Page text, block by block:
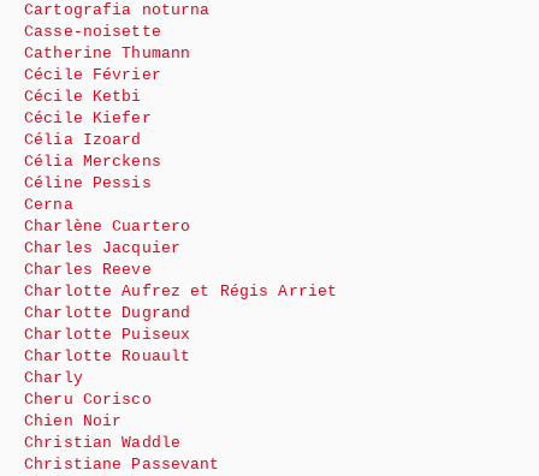
Cartografia noturna
Casse-noisette
Catherine Thumann
Cécile Février
Cécile Ketbi
Cécile Kiefer
Célia Izoard
Célia Merckens
Céline Pessis
Cerna
Charlène Cuartero
Charles Jacquier
Charles Reeve
Charlotte Aufrez et Régis Arriet
Charlotte Dugrand
Charlotte Puiseux
Charlotte Rouault
Charly
Cheru Corisco
Chien Noir
Christian Waddle
Christiane Passevant